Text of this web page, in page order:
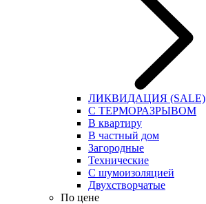
ЛИКВИДАЦИЯ (SALE)
С ТЕРМОРАЗРЫВОМ
В квартиру
В частный дом
Загородные
Технические
С шумоизоляцией
Двухстворчатые
По цене